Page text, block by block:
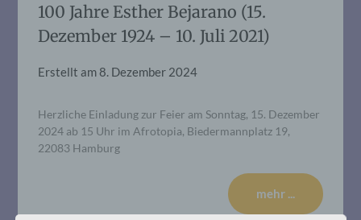
100 Jahre Esther Bejarano (15.
Dezember 1924 – 10. Juli 2021)
Erstellt am8. Dezember 2024
Herzliche Einladung zur Feier am Sonntag, 15. Dezember
2024 ab 15 Uhr im Afrotopia, Biedermannplatz 19,
22083 Hamburg
mehr ...